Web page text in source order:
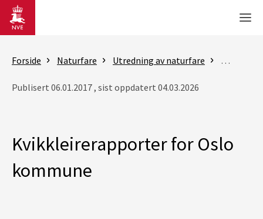
Gå til hovedinnhold
Forside Naturfare Utredning av naturfare Flom- og
Publisert 06.01.2017 , sist oppdatert 04.03.2026
Kvikkleirerapporter for Oslo
kommune